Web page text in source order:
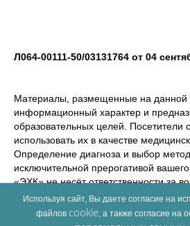
Л064-00111-50/03131764 от 04
Материалы, размещенные на данной
информационный характер и
образовательных целей. Посетители
использовать их в качестве
Определение диагноза и выбор
исключительной прерогативой
«ЭХК» не несёт ответственности за
последствия, возникшие в результате
информации, размещенной на сайте
Используя сайт, Вы даете согласие на
файлов cookie, а также согласие на